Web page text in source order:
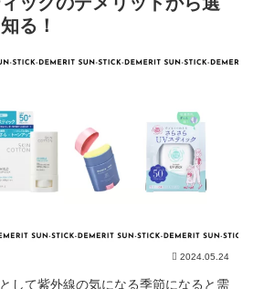
る！
2024.05.24
して紫外線の気になる季節になると需